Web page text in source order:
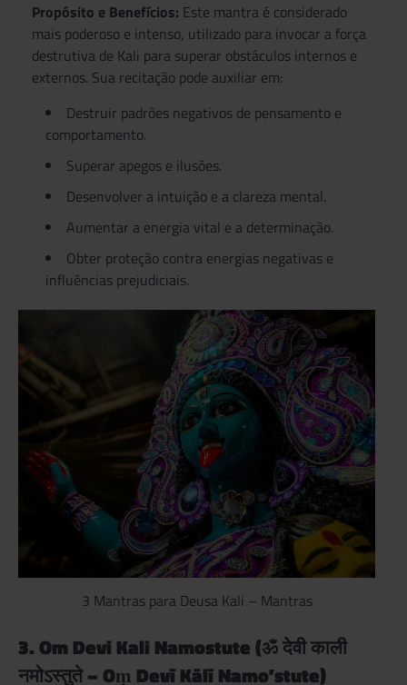
Propósito e Benefícios: Este mantra é considerado
mais poderoso e intenso, utilizado para invocar a força
destrutiva de Kali para superar obstáculos internos e
externos. Sua recitação pode auxiliar em:
Destruir padrões negativos de pensamento e
comportamento.
Superar apegos e ilusões.
Desenvolver a intuição e a clareza mental.
Aumentar a energia vital e a determinação.
Obter proteção contra energias negativas e
influências prejudiciais.
3 Mantras para Deusa Kali – Mantras
3. Om Devi Kali Namostute (ॐ देवी काली
नमोऽस्तुते – Oṃ Devī Kālī Namo’stute)